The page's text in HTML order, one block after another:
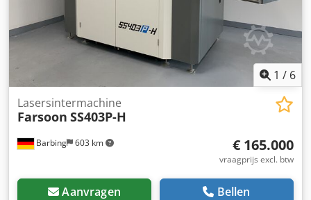
1 / 6
Barbing 603 km
Lasersintermachine
Farsoon SS403P-H
€ 165.000
vraagprijs excl. btw
Aanvragen Bellen